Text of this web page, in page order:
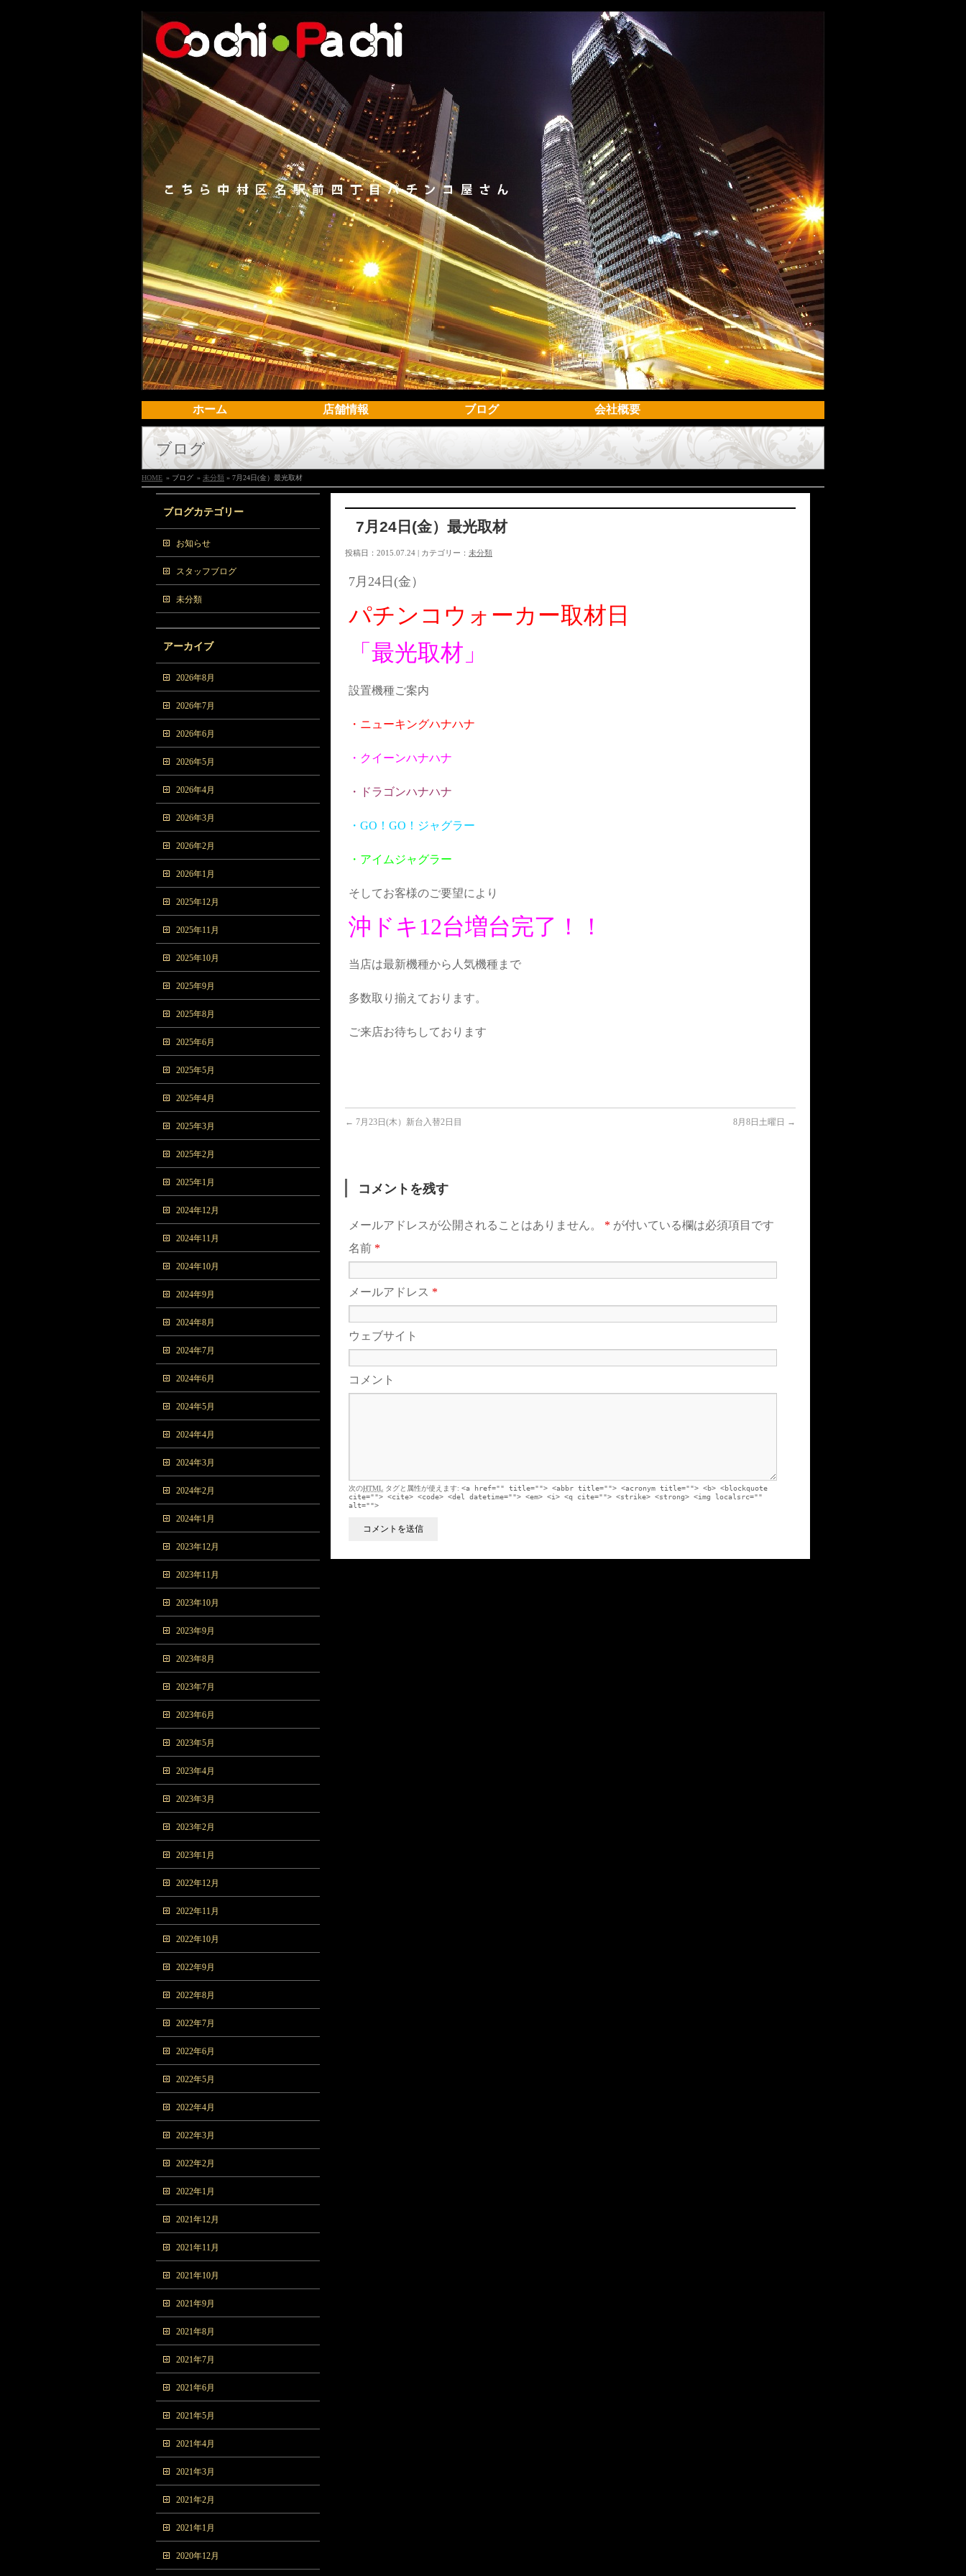
ホーム 店舗情報 ブログ 会社概要
ブログ
HOME » ブログ » 未分類 » 7月24日(金）最光取材
7月24日(金）最光取材
投稿日：2015.07.24 | カテゴリー： 未分類
7月24日(金）
パチンコウォーカー取材日
「最光取材」
設置機種ご案内
・ニューキングハナハナ
・クイーンハナハナ
・ドラゴンハナハナ
・GO！GO！ジャグラー
・アイムジャグラー
そしてお客様のご要望により
沖ドキ12台増台完了！！
当店は最新機種から人気機種まで
多数取り揃えております。
ご来店お待ちしております
← 7月23日(木）新台入替2日目 8月8日土曜日 →
コメントを残す
メールアドレスが公開されることはありません。 * が付いている欄は必須項目です
名前 *
メールアドレス *
ウェブサイト
コメント
次のHTML タグと属性が使えます: <a href="" title=""> <abbr title=""> <acronym title=""> <b> <blockquote
cite=""> <cite> <code> <del datetime=""> <em> <i> <q cite=""> <strike> <strong> <img localsrc=""
alt="">
ブログカテゴリー
お知らせ
スタッフブログ
未分類
アーカイブ
2026年8月
2026年7月
2026年6月
2026年5月
2026年4月
2026年3月
2026年2月
2026年1月
2025年12月
2025年11月
2025年10月
2025年9月
2025年8月
2025年6月
2025年5月
2025年4月
2025年3月
2025年2月
2025年1月
2024年12月
2024年11月
2024年10月
2024年9月
2024年8月
2024年7月
2024年6月
2024年5月
2024年4月
2024年3月
2024年2月
2024年1月
2023年12月
2023年11月
2023年10月
2023年9月
2023年8月
2023年7月
2023年6月
2023年5月
2023年4月
2023年3月
2023年2月
2023年1月
2022年12月
2022年11月
2022年10月
2022年9月
2022年8月
2022年7月
2022年6月
2022年5月
2022年4月
2022年3月
2022年2月
2022年1月
2021年12月
2021年11月
2021年10月
2021年9月
2021年8月
2021年7月
2021年6月
2021年5月
2021年4月
2021年3月
2021年2月
2021年1月
2020年12月